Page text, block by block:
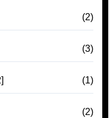
(2)
(3)
(1)
(2)